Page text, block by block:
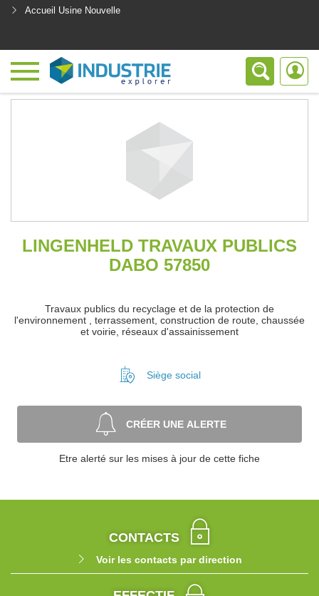
Accueil Usine Nouvelle
LINGENHELD TRAVAUX PUBLICS
DABO 57850
Travaux publics du recyclage et de la protection de
l'environnement , terrassement, construction de route, chaussée
et voirie, réseaux d'assainissement
Siège social
CRÉER UNE ALERTE
Etre alerté sur les mises à jour de cette fiche
CONTACTS
Voir les contacts par direction